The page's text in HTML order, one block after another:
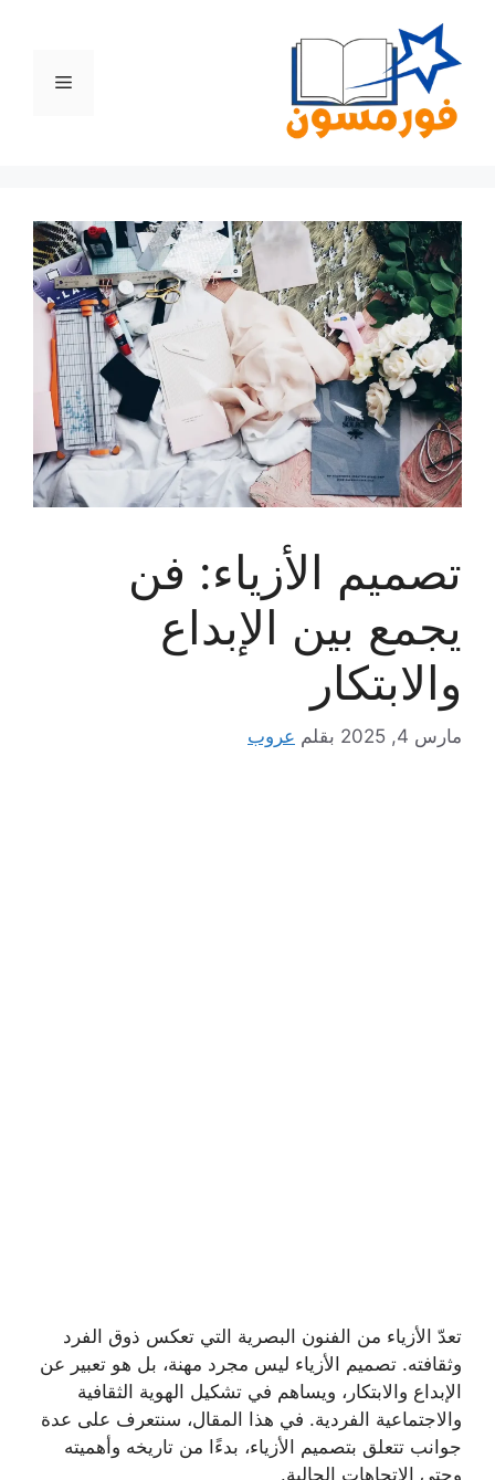
المحتوى
القائمة
تصميم الأزياء: فن
يجمع بين الإبداع
والابتكار
مارس 4, 2025 بقلم عروب
تعدّ الأزياء من الفنون البصرية التي تعكس ذوق الفرد
وثقافته. تصميم الأزياء ليس مجرد مهنة، بل هو تعبير عن
الإبداع والابتكار، ويساهم في تشكيل الهوية الثقافية
والاجتماعية الفردية. في هذا المقال، سنتعرف على عدة
جوانب تتعلق بتصميم الأزياء، بدءًا من تاريخه وأهميته
وحتى الاتجاهات الحالية.